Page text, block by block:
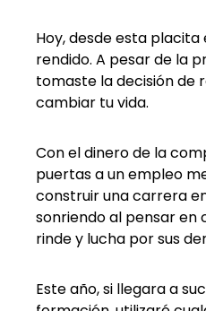
Hoy, desde esta
rendido. A pesar de la
tomaste la decisión de
cambiar tu vida.
Con el dinero de la
puertas a un empleo
construir una carrera
sonriendo al pensar
rinde y lucha por sus
Este año, si llegara a